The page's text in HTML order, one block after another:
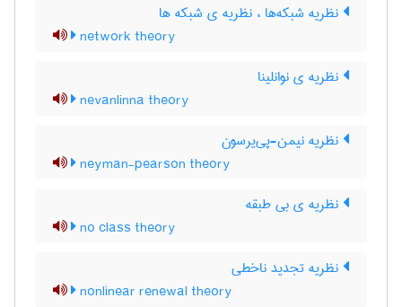
نظریه شبکه‌ها ، نظریه ی شبکه ها
network theory
نظریه ی نوانلینا
nevanlinna theory
نظریه نیمن-پی‌یرسون
neyman-pearson theory
نظریه ی بی طبقه
no class theory
نظریه تجدید ناخطی
nonlinear renewal theory